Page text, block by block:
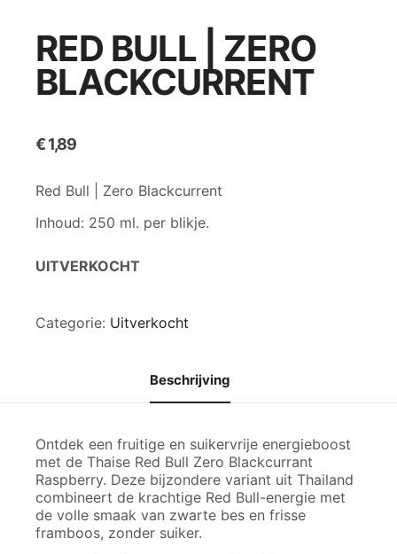
RED BULL | ZERO
BLACKCURRENT
€1,89
Red Bull | Zero Blackcurrent
Inhoud: 250 ml. per blikje.
UITVERKOCHT
Categorie: Uitverkocht
Beschrijving
Ontdek een fruitige en suikervrije energieboost
met de Thaise Red Bull Zero Blackcurrant
Raspberry. Deze bijzondere variant uit Thailand
combineert de krachtige Red Bull-energie met
de volle smaak van zwarte bes en frisse
framboos, zonder suiker.